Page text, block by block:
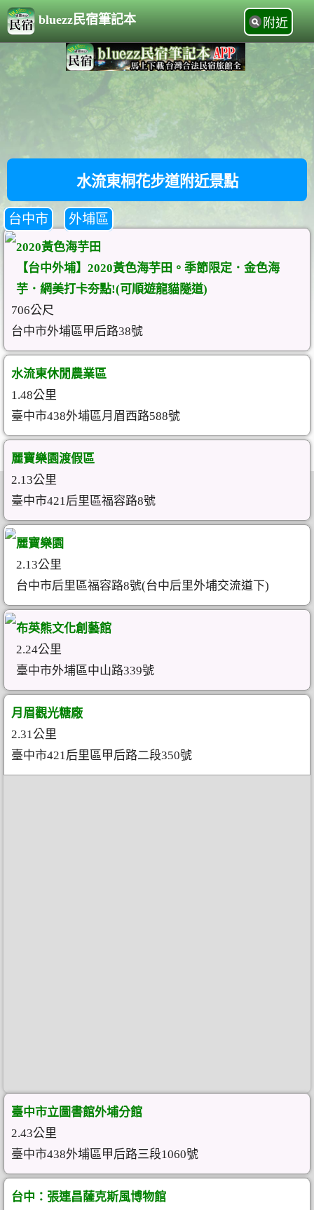
bluezz民宿筆記本 附近
水流東桐花步道附近景點
台中市 外埔區
2020黃色海芋田
【台中外埔】2020黃色海芋田。季節限定．金色海
芋．網美打卡夯點!(可順遊龍貓隧道)
706公尺
台中市外埔區甲后路38號
水流東休閒農業區
1.48公里
臺中市438外埔區月眉西路588號
麗寶樂園渡假區
2.13公里
臺中市421后里區福容路8號
麗寶樂園
2.13公里
台中市后里區福容路8號(台中后里外埔交流道下)
布英熊文化創藝館
2.24公里
臺中市外埔區中山路339號
月眉觀光糖廠
2.31公里
臺中市421后里區甲后路二段350號
臺中市立圖書館外埔分館
2.43公里
臺中市438外埔區甲后路三段1060號
台中：張連昌薩克斯風博物館